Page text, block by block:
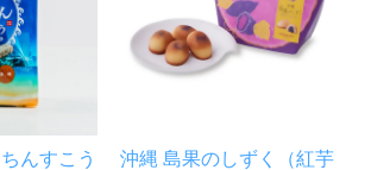
んすこう
沖縄 島果のしずく（紅芋